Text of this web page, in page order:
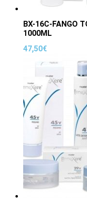
BX-16C-FANGO
1000ML
47,50€